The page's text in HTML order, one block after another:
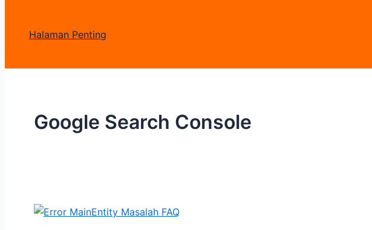
Halaman Penting
Google Search Console